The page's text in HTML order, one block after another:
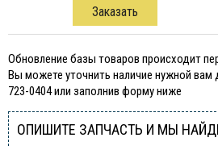
Заказать
Обновление базы товаров происходит
Вы можете уточнить наличие нужной вам
723-0404 или заполнив форму ниже
ОПИШИТЕ ЗАПЧАСТЬ И МЫ